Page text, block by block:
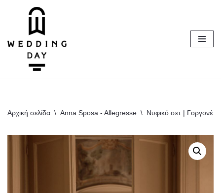
περιεχόμενο
Αρχική σελίδα \ Anna Sposa - Allegresse \ Νυφικό σετ | Γοργονέ